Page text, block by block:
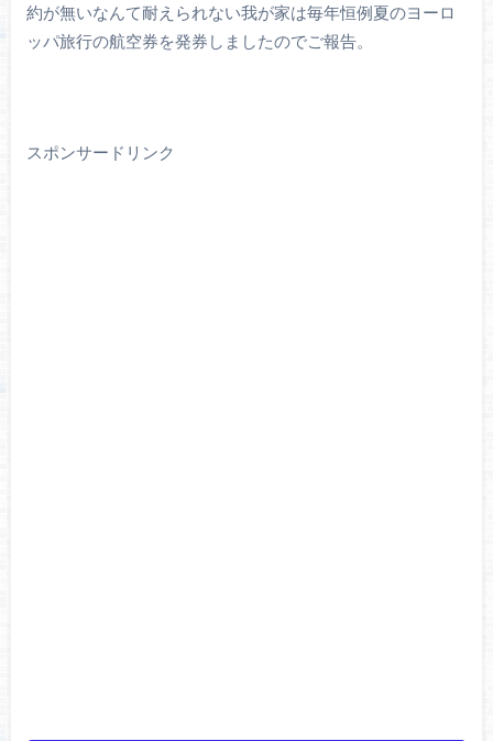
約が無いなんて耐えられない我が家は毎年恒例夏のヨーロ
ッパ旅行の航空券を発券しましたのでご報告。
スポンサードリンク